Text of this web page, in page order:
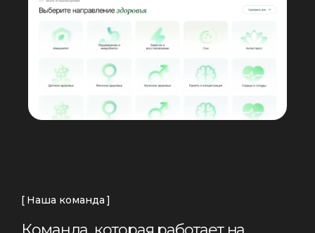
Наша команда